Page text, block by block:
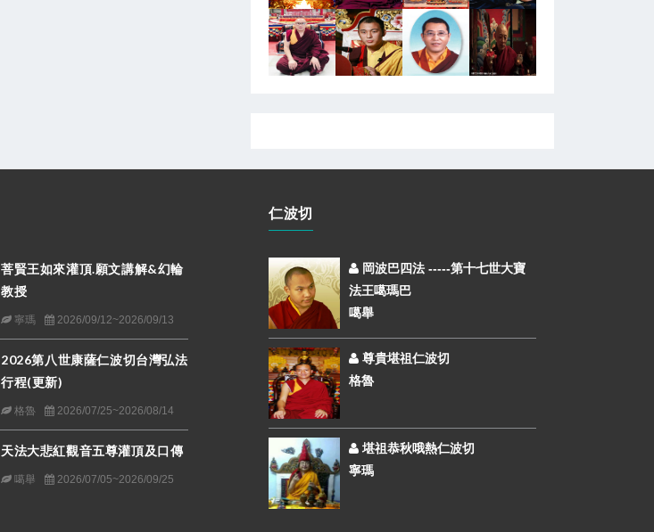
菩賢王如來灌頂.願文講解&幻輪
教授
寧瑪 2026/09/12~2026/09/13
2026第八世康薩仁波切台灣弘法
行程(更新)
格魯 2026/07/25~2026/08/14
天法大悲紅觀音五尊灌頂及口傳
噶舉 2026/07/05~2026/09/25
仁波切
岡波巴四法 -----第十七世大寶
法王噶瑪巴
噶舉
尊貴堪祖仁波切
格魯
堪祖恭秋哦熱仁波切
寧瑪